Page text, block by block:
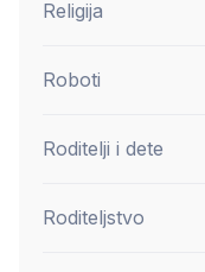
Religija
Roboti
Roditelji i dete
Roditeljstvo